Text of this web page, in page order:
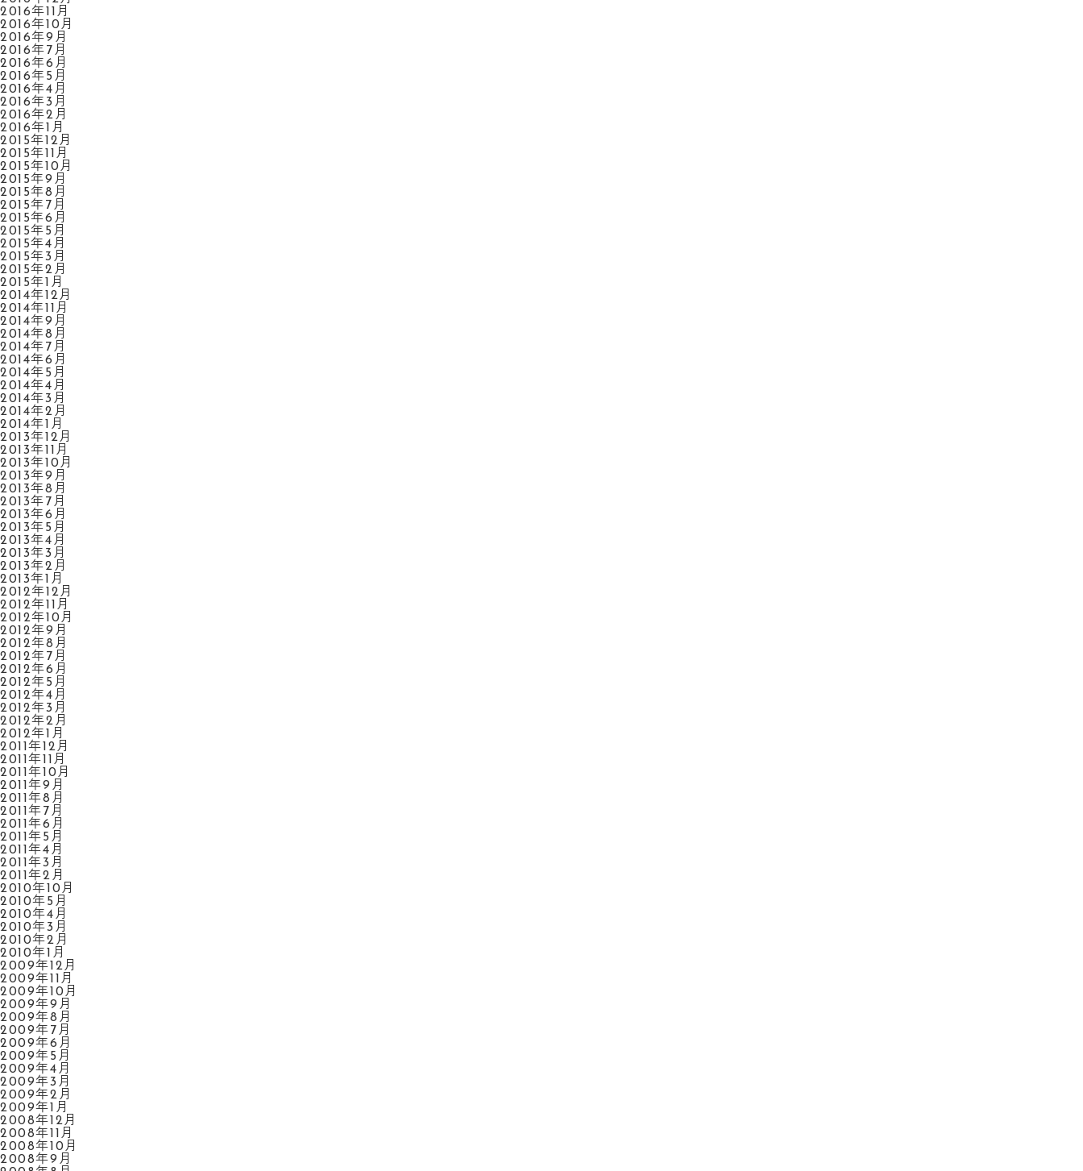
2016年11月
2016年10月
2016年9月
2016年7月
2016年6月
2016年5月
2016年4月
2016年3月
2016年2月
2016年1月
2015年12月
2015年11月
2015年10月
2015年9月
2015年8月
2015年7月
2015年6月
2015年5月
2015年4月
2015年3月
2015年2月
2015年1月
2014年12月
2014年11月
2014年9月
2014年8月
2014年7月
2014年6月
2014年5月
2014年4月
2014年3月
2014年2月
2014年1月
2013年12月
2013年11月
2013年10月
2013年9月
2013年8月
2013年7月
2013年6月
2013年5月
2013年4月
2013年3月
2013年2月
2013年1月
2012年12月
2012年11月
2012年10月
2012年9月
2012年8月
2012年7月
2012年6月
2012年5月
2012年4月
2012年3月
2012年2月
2012年1月
2011年12月
2011年11月
2011年10月
2011年9月
2011年8月
2011年7月
2011年6月
2011年5月
2011年4月
2011年3月
2011年2月
2010年10月
2010年5月
2010年4月
2010年3月
2010年2月
2010年1月
2009年12月
2009年11月
2009年10月
2009年9月
2009年8月
2009年7月
2009年6月
2009年5月
2009年4月
2009年3月
2009年2月
2009年1月
2008年12月
2008年11月
2008年10月
2008年9月